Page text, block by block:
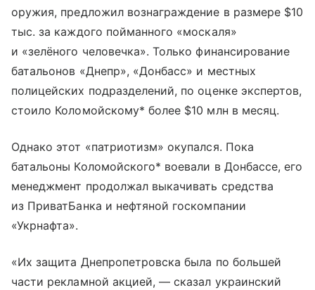
оружия, предложил вознаграждение в размере $10
тыс. за каждого пойманного «москаля»
и «зелёного человечка». Только финансирование
батальонов «Днепр», «Донбасс» и местных
полицейских подразделений, по оценке экспертов,
стоило Коломойскому* более $10 млн в месяц.
Однако этот «патриотизм» окупался. Пока
батальоны Коломойского* воевали в Донбассе, его
менеджмент продолжал выкачивать средства
из ПриватБанка и нефтяной госкомпании
«Укрнафта».
«Их защита Днепропетровска была по большей
части рекламной акцией, — сказал украинский